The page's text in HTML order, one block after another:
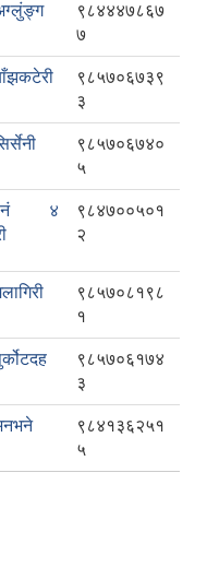
९८४४४७८६७
७
९८५७०६७३९
३
९८५७०६७४०
५
नं ४
९८४७००५०१
२
९८५७०८१९८
१
९८५७०६१७४
३
९८४१३६२५१
५